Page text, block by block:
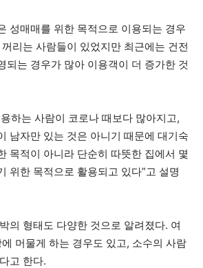
성매매를 위한 목적으로 이용되는 경우
리는 사람들이 있었지만 최근에는 건전
되는 경우가 많아 이용객이 더 증가한 것
하는 사람이 코로나 때보다 많아지고,
남자만 있는 것은 아니기 때문에 대기숙
목적이 아니라 단순히 따뜻한 집에서 몇
위한 목적으로 활용되고 있다”고 설명
의 형태도 다양한 것으로 알려졌다. 여
머물게 하는 경우도 있고, 소수의 사람
고 한다.